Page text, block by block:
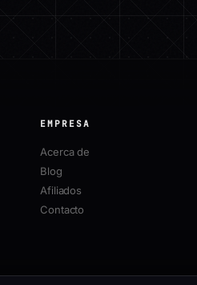
EMPRESA
Acerca de
Blog
Afiliados
Contacto